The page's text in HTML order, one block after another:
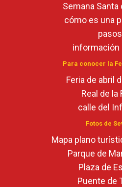
Semana Santa
cómo es una
pasos
información
Para conocer la
Feria de abril
Real de la
calle del
Fotos de
Mapa plano
Parque de
Plaza de
Puente de